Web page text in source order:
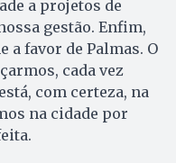
a projetos de
gestão. Enfim,
a favor de Palmas. O
cada vez
com certeza, na
na cidade por